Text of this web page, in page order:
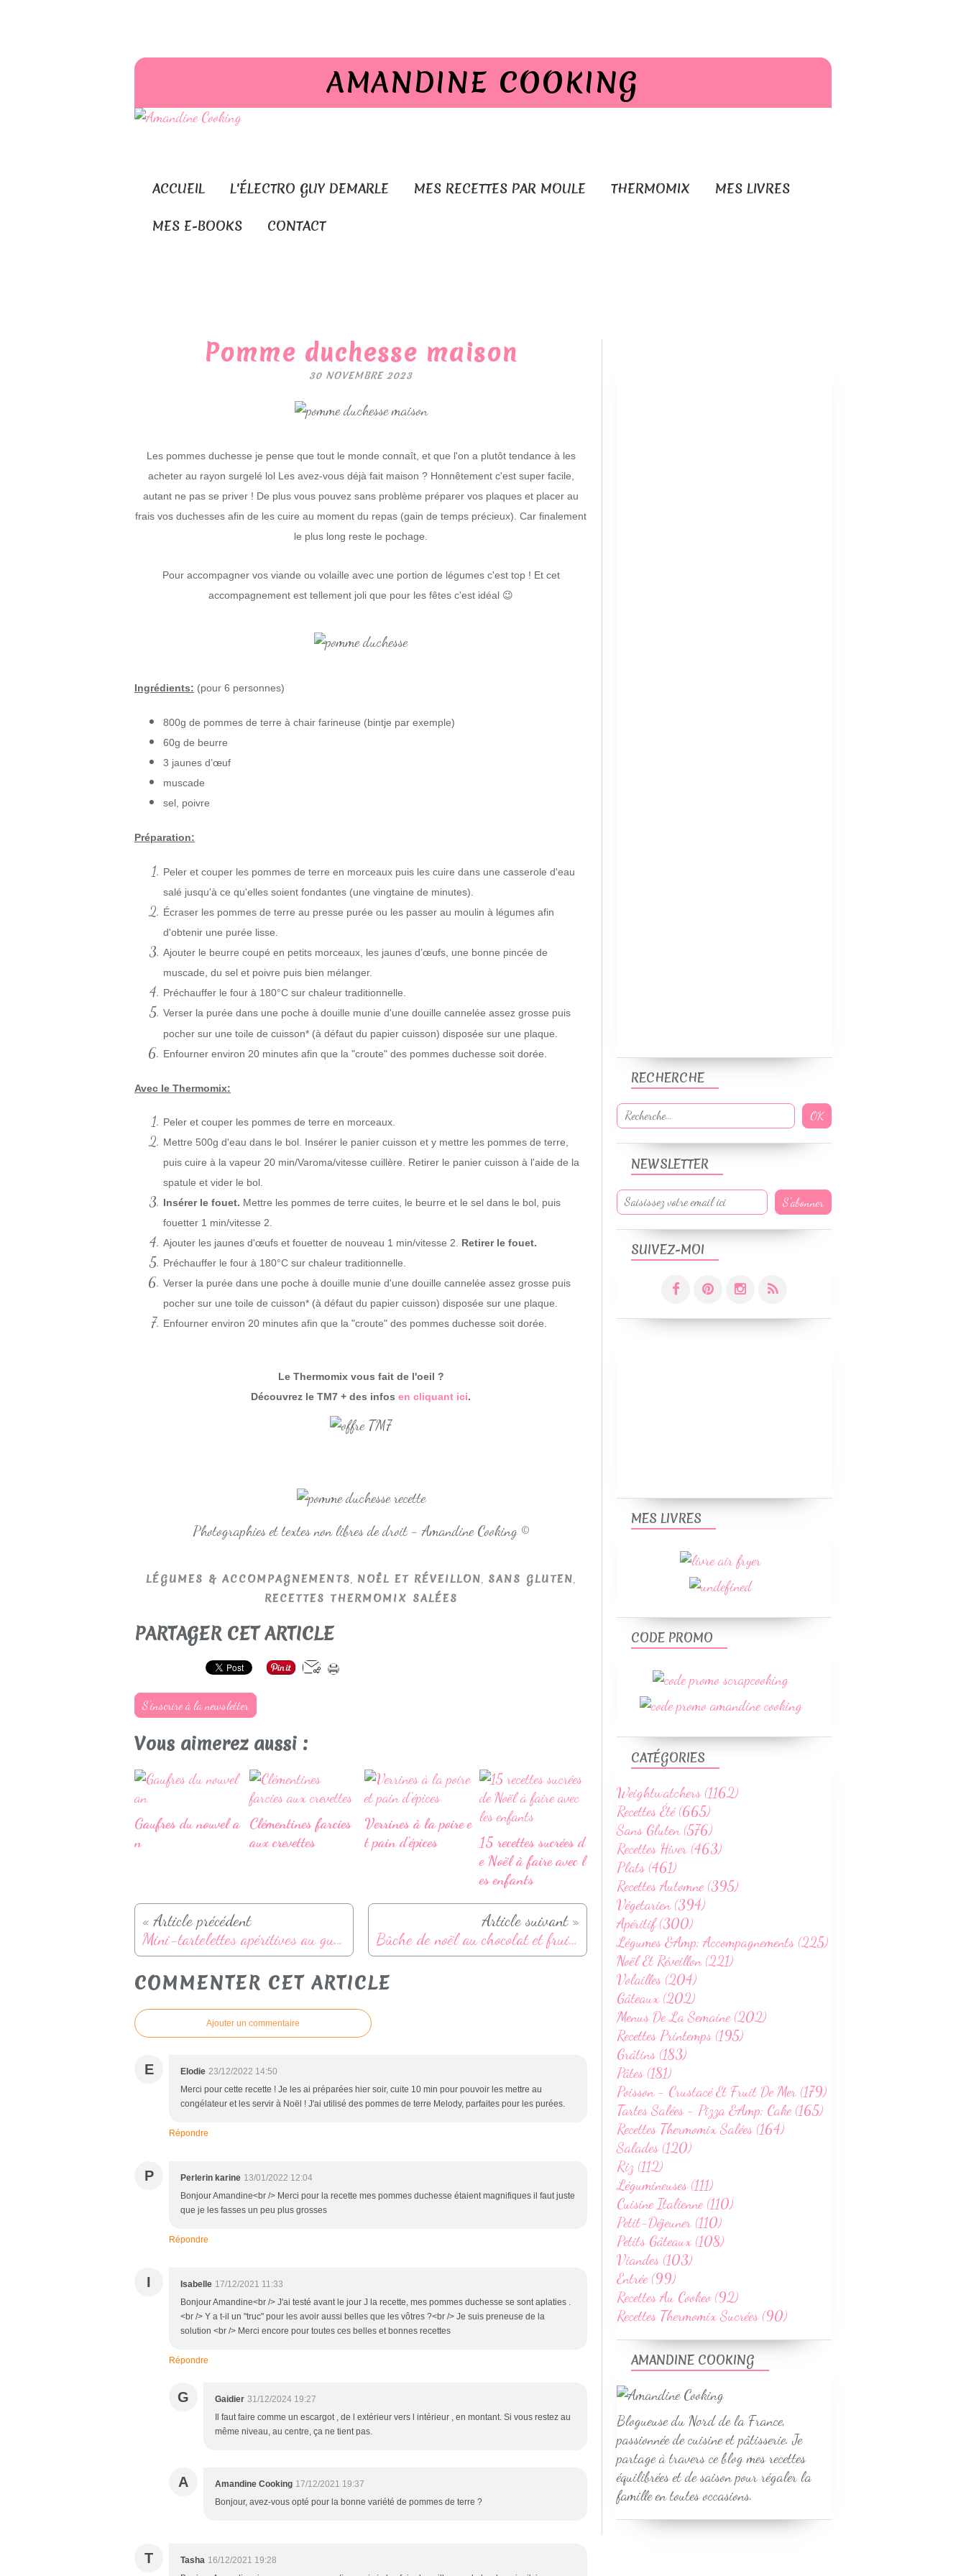
AMANDINE COOKING
ACCUEIL L'ÉLECTRO GUY DEMARLE MES RECETTES PAR MOULE THERMOMIX MES LIVRES
MES E-BOOKS CONTACT
Pomme duchesse maison
30 NOVEMBRE 2023
Les pommes duchesse je pense que tout le monde connaît, et que l'on a plutôt tendance à les
acheter au rayon surgelé lol Les avez-vous déjà fait maison ? Honnêtement c'est super facile,
autant ne pas se priver ! De plus vous pouvez sans problème préparer vos plaques et placer au
frais vos duchesses afin de les cuire au moment du repas (gain de temps précieux). Car finalement
le plus long reste le pochage.
Pour accompagner vos viande ou volaille avec une portion de légumes c'est top ! Et cet
accompagnement est tellement joli que pour les fêtes c'est idéal 😉
Ingrédients: (pour 6 personnes)
800g de pommes de terre à chair farineuse (bintje par exemple)
60g de beurre
3 jaunes d’œuf
muscade
sel, poivre
Préparation:
Peler et couper les pommes de terre en morceaux puis les cuire dans une casserole d'eau
salé jusqu'à ce qu'elles soient fondantes (une vingtaine de minutes).
Écraser les pommes de terre au presse purée ou les passer au moulin à légumes afin
d'obtenir une purée lisse.
Ajouter le beurre coupé en petits morceaux, les jaunes d’œufs, une bonne pincée de
muscade, du sel et poivre puis bien mélanger.
Préchauffer le four à 180°C sur chaleur traditionnelle.
Verser la purée dans une poche à douille munie d'une douille cannelée assez grosse puis
pocher sur une toile de cuisson* (à défaut du papier cuisson) disposée sur une plaque.
Enfourner environ 20 minutes afin que la "croute" des pommes duchesse soit dorée.
Avec le Thermomix:
Peler et couper les pommes de terre en morceaux.
Mettre 500g d'eau dans le bol. Insérer le panier cuisson et y mettre les pommes de terre,
puis cuire à la vapeur 20 min/Varoma/vitesse cuillère. Retirer le panier cuisson à l'aide de la
spatule et vider le bol.
Insérer le fouet. Mettre les pommes de terre cuites, le beurre et le sel dans le bol, puis
fouetter 1 min/vitesse 2.
Ajouter les jaunes d'œufs et fouetter de nouveau 1 min/vitesse 2. Retirer le fouet.
Préchauffer le four à 180°C sur chaleur traditionnelle.
Verser la purée dans une poche à douille munie d'une douille cannelée assez grosse puis
pocher sur une toile de cuisson* (à défaut du papier cuisson) disposée sur une plaque.
Enfourner environ 20 minutes afin que la "croute" des pommes duchesse soit dorée.
Le Thermomix vous fait de l'oeil ?
Découvrez le TM7 + des infos en cliquant ici.
Photographies et textes non libres de droit - Amandine Cooking ©
LÉGUMES & ACCOMPAGNEMENTS, NOËL ET RÉVEILLON, SANS GLUTEN,
RECETTES THERMOMIX SALÉES
PARTAGER CET ARTICLE
S'inscrire à la newsletter
Vous aimerez aussi :
Gaufres du nouvel a
n
Clémentines farcies
aux crevettes
Verrines à la poire e
t pain d'épices
15 recettes sucrées d
e Noël à faire avec l
es enfants
« Article précédent
Mini-tartelettes apéritives au guacamole et crevettes
Article suivant »
Bûche de noël au chocolat et fruits rouges
COMMENTER CET ARTICLE
Ajouter un commentaire
E Elodie 23/12/2022 14:50
Merci pour cette recette ! Je les ai préparées hier soir, cuite 10 min pour pouvoir les mettre au
congélateur et les servir à Noël ! J'ai utilisé des pommes de terre Melody, parfaites pour les purées.
Répondre
P Perlerin karine 13/01/2022 12:04
Bonjour Amandine<br /> Merci pour la recette mes pommes duchesse étaient magnifiques il faut juste
que je les fasses un peu plus grosses
Répondre
I Isabelle 17/12/2021 11:33
Bonjour Amandine<br /> J'ai testé avant le jour J la recette, mes pommes duchesse se sont aplaties .
<br /> Y a t-il un "truc" pour les avoir aussi belles que les vôtres ?<br /> Je suis preneuse de la
solution <br /> Merci encore pour toutes ces belles et bonnes recettes
Répondre
G Gaidier 31/12/2024 19:27
Il faut faire comme un escargot , de l extérieur vers l intérieur , en montant. Si vous restez au
même niveau, au centre, ça ne tient pas.
A Amandine Cooking 17/12/2021 19:37
Bonjour, avez-vous opté pour la bonne variété de pommes de terre ?
T Tasha 16/12/2021 19:28
NEWSLETTER
SUIVEZ-MOI
RECHERCHE
AMANDINE COOKING
Blogueuse du Nord de la France,
passionnée de cuisine et pâtisserie. Je
partage à travers ce blog mes recettes
équilibrées et de saison pour régaler la
famille en toutes occasions.
CATÉGORIES
Weightwatchers (1162)
Recettes Été (665)
Sans Gluten (576)
Recettes Hiver (463)
Plats (461)
Recettes Automne (395)
Végetarien (394)
Apéritif (300)
Légumes &Amp; Accompagnements (225)
Noël Et Réveillon (221)
Volailles (204)
Gâteaux (202)
Menus De La Semaine (202)
Recettes Printemps (195)
Grâtins (183)
Pâtes (181)
Poisson - Crustacé Et Fruit De Mer (179)
Tartes Salées - Pizza &Amp; Cake (165)
Recettes Thermomix Salées (164)
Salades (120)
Riz (112)
Légumineuses (111)
Cuisine Italienne (110)
Petit-Déjeuner (110)
Petits Gâteaux (108)
Viandes (103)
Entrée (99)
Recettes Au Cookeo (92)
Recettes Thermomix Sucrées (90)
MES LIVRES
CODE PROMO